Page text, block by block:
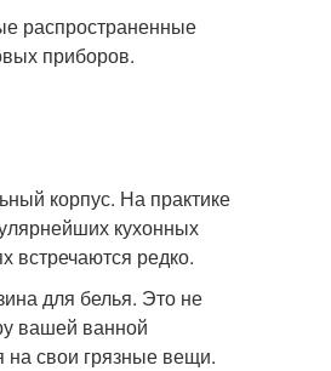
распространенные
приборов.
корпус. На практике
кухонных
встречаются редко.
для белья. Это не
вашей ванной
на свои грязные вещи.